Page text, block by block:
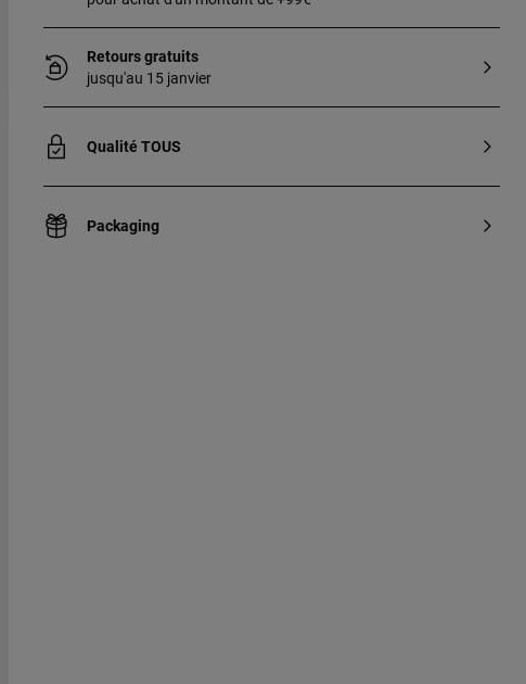
18 x 25 x 11 cm.
Retours gratuits
jusqu'au 15 janvier
Qualité TOUS
Packaging